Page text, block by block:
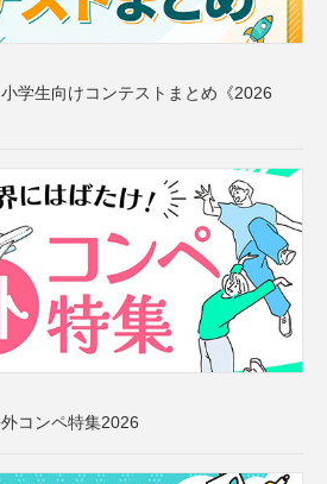
学生向けコンテストまとめ《2026
コンペ特集2026